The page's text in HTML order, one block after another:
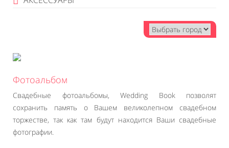
Фотоальбом
Свадебные фотоальбомы, Wedding Book позволят
сохранить память о Вашем великолепном свадебном
торжестве, так как там будут находится Ваши свадебные
фотографии.